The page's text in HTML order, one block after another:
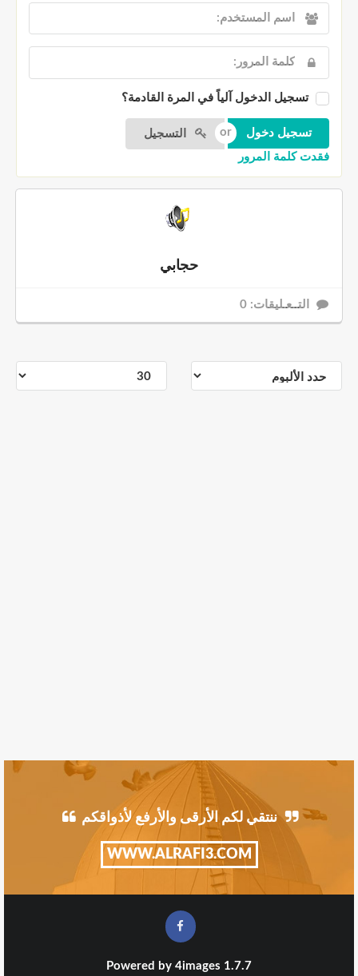
تسجيل الدخول آلياً في المرة القادمة؟
التسجيل
فقدت كلمة المرور
حجابي
التــعـليقات: 0
ننتقي لكم الأرقى والأرفع لأذواقكم
WWW.ALRAFI3.COM
Powered by 4images 1.7.7